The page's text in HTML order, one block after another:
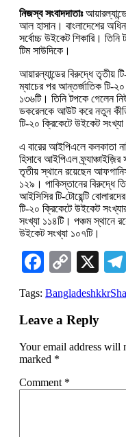
নিজস্ব সংবাদদাতাঃ
আল হাসান। বাংলাদেশের
সর্বোচ্চ উইকেট শিকারি।
টিম সাউদিকে।
আয়ারল্যান্ডের বিরুদ্ধে তৃতীয়
ম্যাচের পর আন্তর্জাতিক টি-
১৩৬টি। তিনি টপকে গেলেন
ডকরেলকে আউট করে নতুন
টি-২০ ক্রিকেটে উইকেট সংখ্যা
এ বারের আইপিএলে কলকাতা
হিসাবে আইপিএল
তৃতীয় স্থানে রয়েছেন
১২৯। পাকিস্তানের বিরুদ্ধে
আইসিসির টি-টোয়েন্টি
টি-২০ ক্রিকেটে উইকেট
সংখ্যা ১১৪টি। পঞ্চম স্থানে
উইকেট সংখ্যা ১০৭টি।
Facebook
Copy
Link
X
Tags: Bangladeshkkr
Leave a Reply
Your email address will
marked *
Comment *